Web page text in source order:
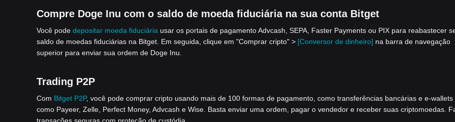
Compre Doge Inu com o saldo de moeda fiduciária na sua conta Bitget
Você pode depositar moeda fiduciária usar os portais de pagamento Advcash, SEPA, Faster Payments ou PIX para reabastecer
saldo de moedas fiduciárias na Bitget. Em seguida, clique em "Comprar cripto" > [Conversor de dinheiro] na barra de navegação
superior para enviar sua ordem de Doge Inu.
Trading P2P
Com Bitget P2P, você pode comprar cripto usando mais de 100 formas de pagamento, como transferências bancárias e e-wallets
como Payeer, Zelle, Perfect Money, Advcash e Wise. Basta enviar uma ordem, pagar o vendedor e receber suas criptomoedas.